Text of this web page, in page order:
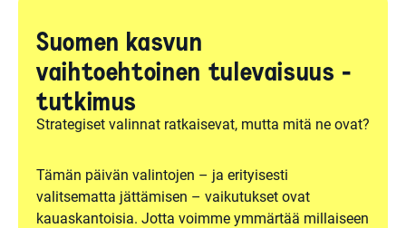
Suomen kasvun
vaihtoehtoinen tulevaisuus -
tutkimus
Strategiset valinnat ratkaisevat, mutta mitä ne ovat?
Tämän päivän valintojen – ja erityisesti
valitsematta jättämisen – vaikutukset ovat
kauaskantoisia. Jotta voimme ymmärtää millaiseen